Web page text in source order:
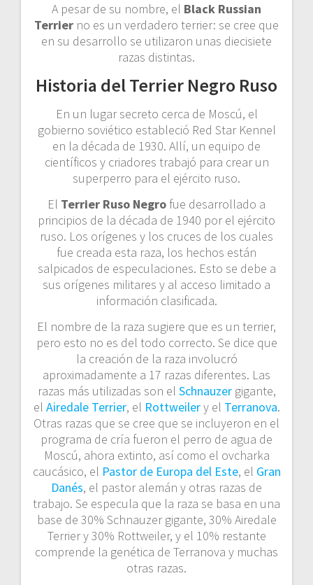
A pesar de su nombre, el Black Russian
Terrier no es un verdadero terrier: se cree que
en su desarrollo se utilizaron unas diecisiete
razas distintas.
Historia del Terrier Negro Ruso
En un lugar secreto cerca de Moscú, el
gobierno soviético estableció Red Star Kennel
en la década de 1930. Allí, un equipo de
científicos y criadores trabajó para crear un
superperro para el ejército ruso.
El Terrier Ruso Negro fue desarrollado a
principios de la década de 1940 por el ejército
ruso. Los orígenes y los cruces de los cuales
fue creada esta raza, los hechos están
salpicados de especulaciones. Esto se debe a
sus orígenes militares y al acceso limitado a
información clasificada.
El nombre de la raza sugiere que es un terrier,
pero esto no es del todo correcto. Se dice que
la creación de la raza involucró
aproximadamente a 17 razas diferentes. Las
razas más utilizadas son el Schnauzergigante,
el Airedale Terrier, el Rottweilery el Terranova.
Otras razas que se cree que se incluyeron en el
programa de cría fueron el perro de agua de
Moscú, ahora extinto, así como el ovcharka
caucásico, el Pastor de Europa del Este, el Gran
Danés, el pastor alemán y otras razas de
trabajo. Se especula que la raza se basa en una
base de 30% Schnauzer gigante, 30% Airedale
Terrier y 30% Rottweiler, y el 10% restante
comprende la genética de Terranova y muchas
otras razas.